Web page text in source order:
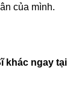
của mình.
khác ngay tại